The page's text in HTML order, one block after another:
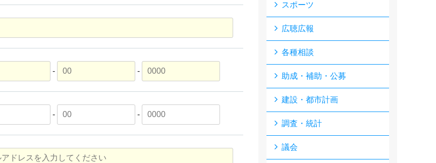
- -
- -
スポーツ
広聴広報
各種相談
助成・補助・公募
建設・都市計画
調査・統計
議会